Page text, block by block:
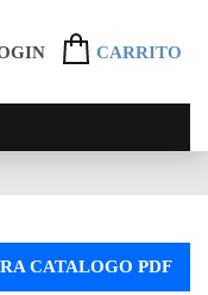
CARRITO
CATALOGO PDF